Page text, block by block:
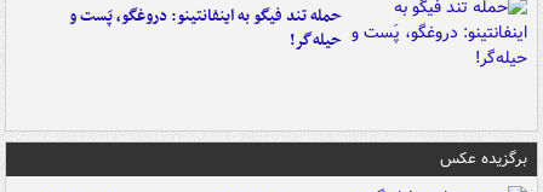
حمله تند فیگو به اینفانتینو: دروغگو، پَست‌ و
حیله‌گر!
برگزیده عکس